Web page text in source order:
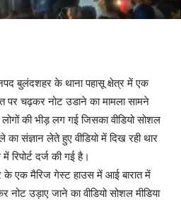
बुलंदशहर के थाना पहासू क्षेत्र में एक
पर चढ़कर नोट उडाने का मामला सामने
की भीड़ लग गई जिसका वीडियो सोशल
का संज्ञान लेते हुए वीडियो में दिख रही थार
रिपोर्ट दर्ज की गई है।
के एक मैरिज गेस्ट हाउस में आई बारात में
नोट उड़ाए जाने का वीडियो सोशल मीडिया